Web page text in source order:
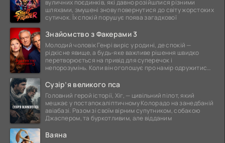
вуличних поєдинків, які давно розійшлися різними
шляхами, змушені знову повернутися до світу жорстоких
сутичок. Їх спокій порушує поява загадкової
Знайомство з Факерами 3
Молодий чоловік Генрі виріс у родині, де спокій —
рідкісне явище, а будь-яке важливе рішення швидко
перетворюється на привід для суперечок і
непорозумінь. Коли він оголошує про намір одружитися,
Сузір’я великого пса
Головний герой історії, Хіг, — цивільний пілот, який
мешкає у постапокаліптичному Колорадо на занедбаній
авіабазі. Разом зі своїм вірним супутником, собакою
Джаспером, та буркотливим, але відданим
Ваяна